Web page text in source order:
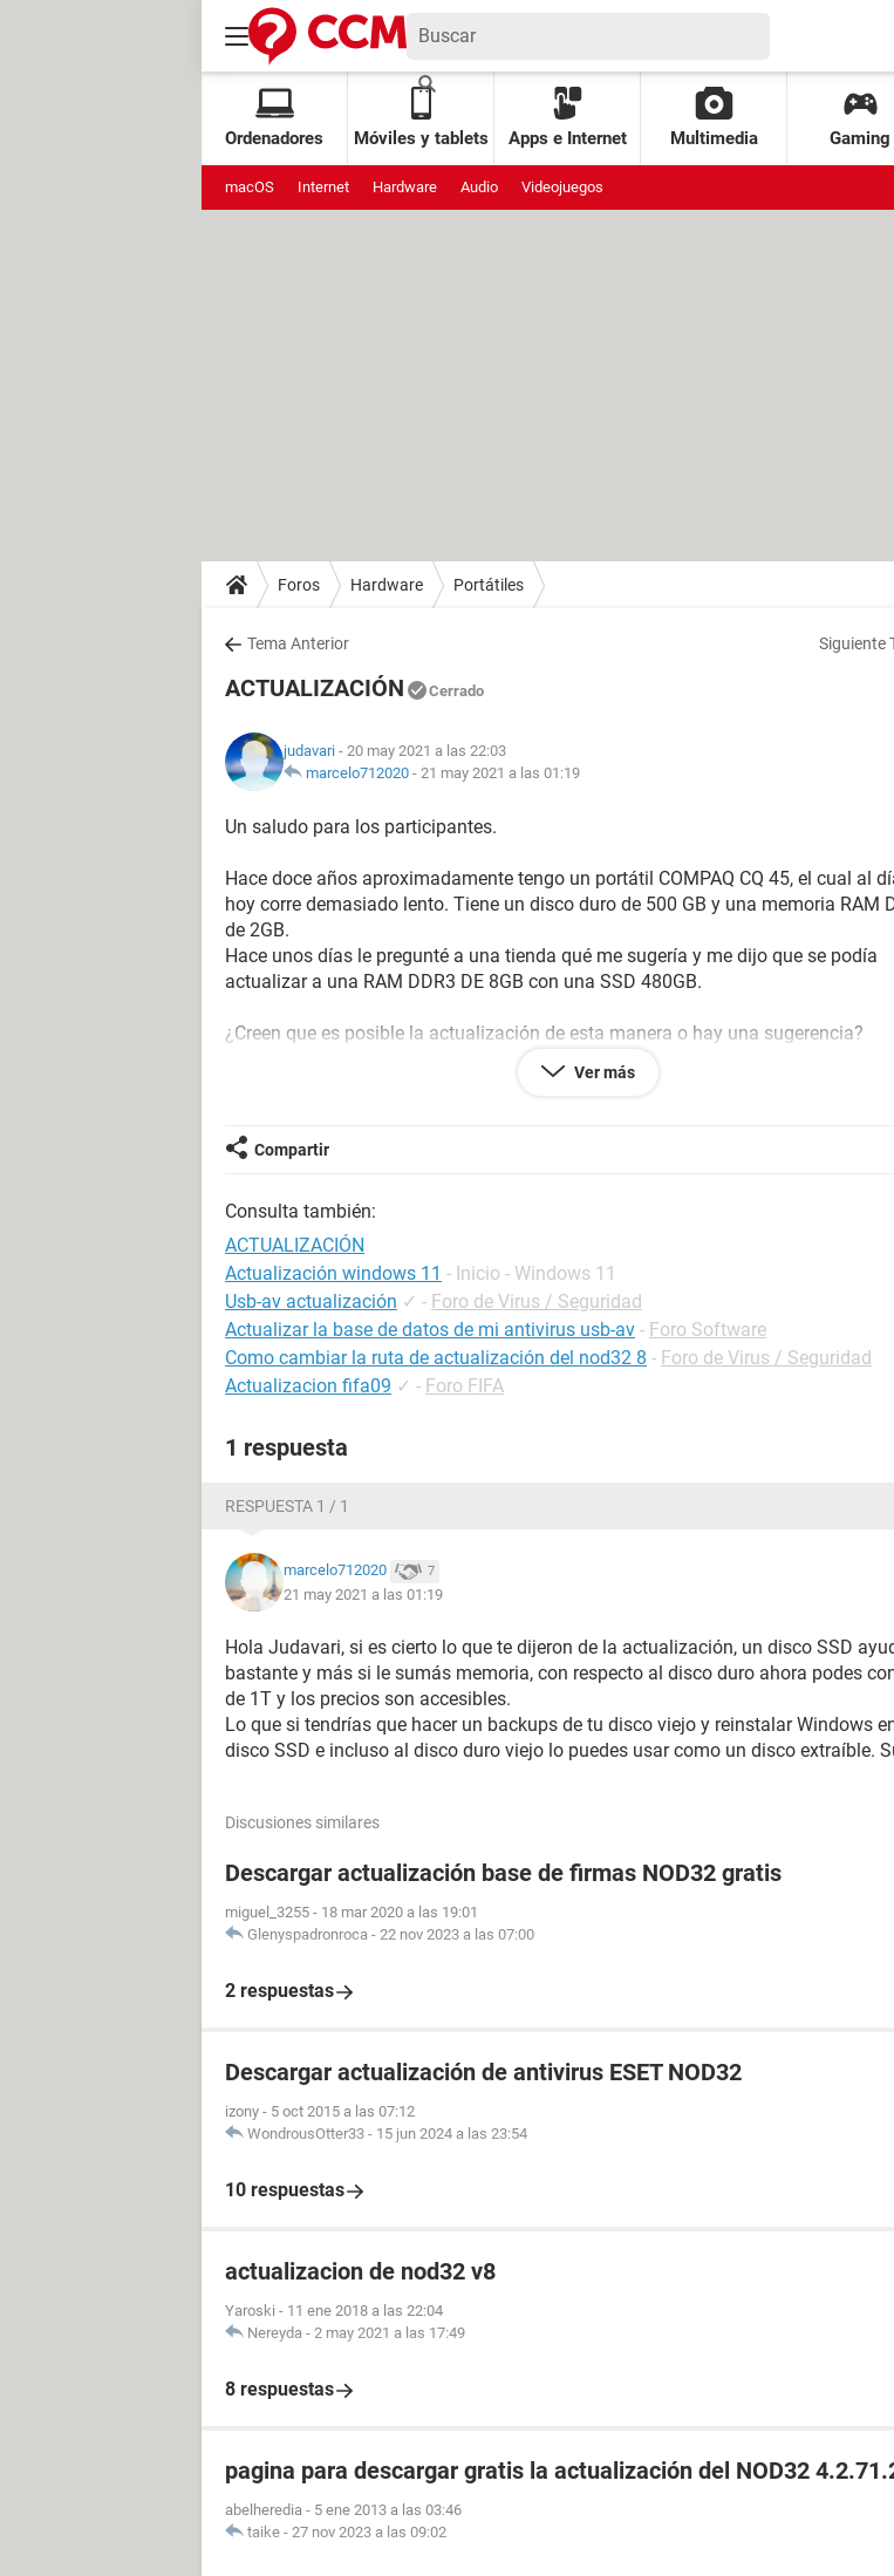
Ordenadores Móviles y tablets Apps e Internet Multimedia Gaming
macOS Internet Hardware Audio Videojuegos
Foros Hardware Portátiles
Tema Anterior Siguiente
ACTUALIZACIÓN Cerrado
judavari - 20 may 2021 a las 22:03
marcelo712020 - 21 may 2021 a las 01:19
Un saludo para los participantes.
Hace doce años aproximadamente tengo un portátil COMPAQ CQ 45, el cual al
hoy corre demasiado lento. Tiene un disco duro de 500 GB y una memoria RAM
de 2GB.
Hace unos días le pregunté a una tienda qué me sugería y me dijo que se podía
actualizar a una RAM DDR3 DE 8GB con una SSD 480GB.
¿Creen que es posible la actualización de esta manera o hay una sugerencia?
PD: No tengo capacidad económica para adquirir un nuevo equipo.
Muchas gracias por sus aportes.
Ver más
Compartir
Consulta también:
ACTUALIZACIÓN
Actualización windows 11 - Inicio - Windows 11
Usb-av actualización ✓ - Foro de Virus / Seguridad
Actualizar la base de datos de mi antivirus usb-av - Foro Software
Como cambiar la ruta de actualización del nod32 8 - Foro de Virus / Seguridad
Actualizacion fifa09 ✓ - Foro FIFA
1 respuesta
RESPUESTA 1 / 1
marcelo712020 7
21 may 2021 a las 01:19
Hola Judavari, si es cierto lo que te dijeron de la actualización, un disco SSD
bastante y más si le sumás memoria, con respecto al disco duro ahora podes
de 1T y los precios son accesibles.
Lo que si tendrías que hacer un backups de tu disco viejo y reinstalar Windows
disco SSD e incluso al disco duro viejo lo puedes usar como un disco extraíble.
Discusiones similares
Descargar actualización base de firmas NOD32 gratis
miguel_3255 - 18 mar 2020 a las 19:01
Glenyspadronroca - 22 nov 2023 a las 07:00
2 respuestas
Descargar actualización de antivirus ESET NOD32
izony - 5 oct 2015 a las 07:12
WondrousOtter33 - 15 jun 2024 a las 23:54
10 respuestas
actualizacion de nod32 v8
Yaroski - 11 ene 2018 a las 22:04
Nereyda - 2 may 2021 a las 17:49
8 respuestas
pagina para descargar gratis la actualización del NOD32
abelheredia - 5 ene 2013 a las 03:46
taike - 27 nov 2023 a las 09:02